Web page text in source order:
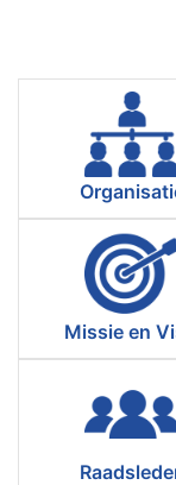
Missie en